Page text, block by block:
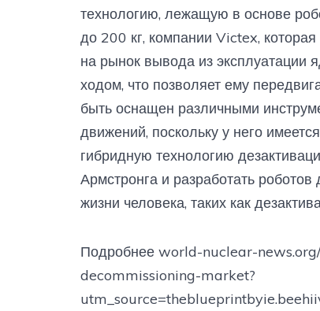
технологию, лежащую в основе
до 200 кг, компании Victex,
на рынок вывода из эксплуатации
ходом, что позволяет ему
быть оснащен различными
движений, поскольку у него
гибридную технологию
Армстронга и разработать
жизни человека, таких как
Подробнее world-nuclear-
decommissioning-market?